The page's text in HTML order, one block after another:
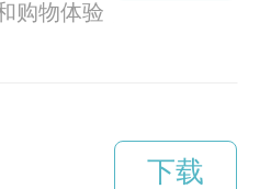
购物体验，揭示其魅力所
下载